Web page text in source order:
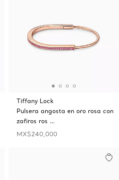
Tiffany Lock
Pulsera angosta en oro rosa con
zafiros ros …
MX$240,000